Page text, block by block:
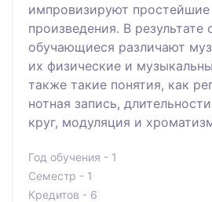
импровизируют
произведения. В результате
обучающиеся различают
их физические и
также такие понятия, как
нотная запись,
круг, модуляция и
Год обучения - 1
Семестр - 1
Кредитов - 6